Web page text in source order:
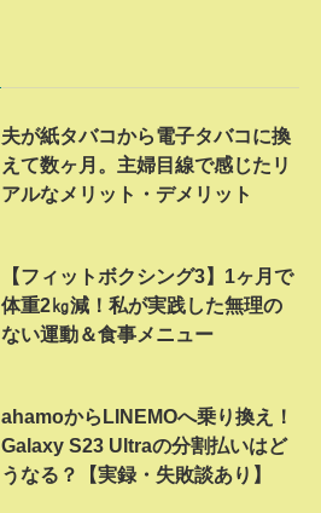
夫が紙タバコから電子タバコに換
えて数ヶ月。主婦目線で感じたリ
アルなメリット・デメリット
【フィットボクシング3】1ヶ月で
体重2㎏減！私が実践した無理の
ない運動＆食事メニュー
ahamoからLINEMOへ乗り換え！
Galaxy S23 Ultraの分割払いはど
うなる？【実録・失敗談あり】